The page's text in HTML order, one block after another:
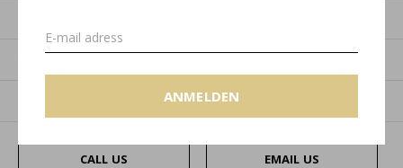
ANMELDEN
CALL US EMAIL US